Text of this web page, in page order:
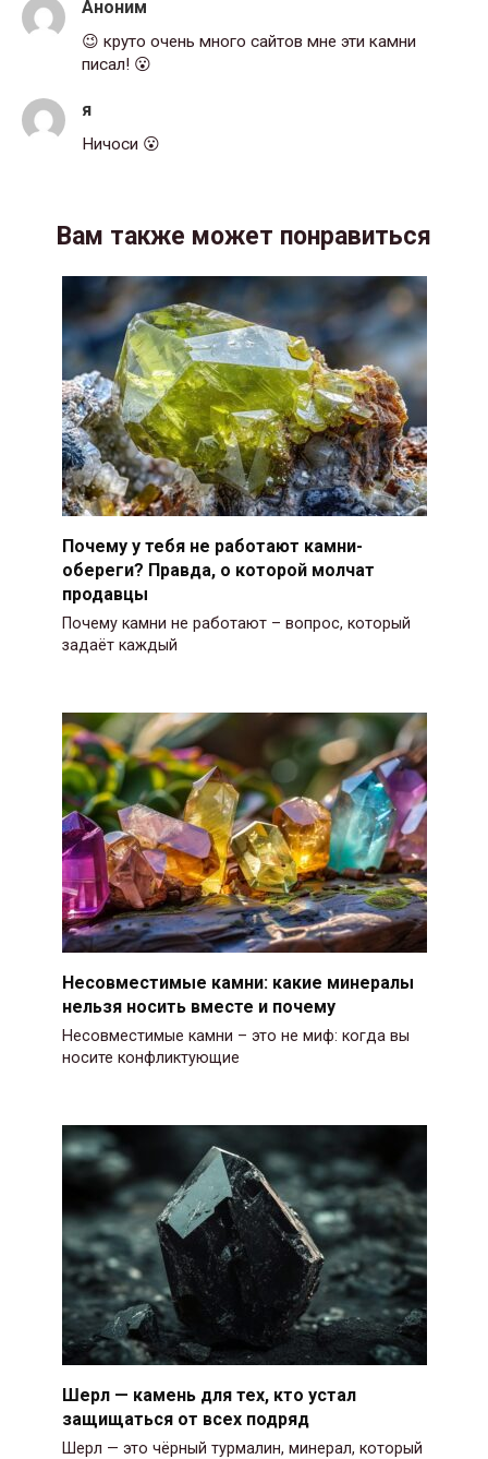
Аноним
😉 круто очень много сайтов мне эти камни
писал! 😮
я
Ничоси 😮
Вам также может понравиться
Почему у тебя не работают камни-
обереги? Правда, о которой молчат
продавцы
Почему камни не работают – вопрос, который
задаёт каждый
Несовместимые камни: какие минералы
нельзя носить вместе и почему
Несовместимые камни – это не миф: когда вы
носите конфликтующие
Шерл — камень для тех, кто устал
защищаться от всех подряд
Шерл — это чёрный турмалин, минерал, который